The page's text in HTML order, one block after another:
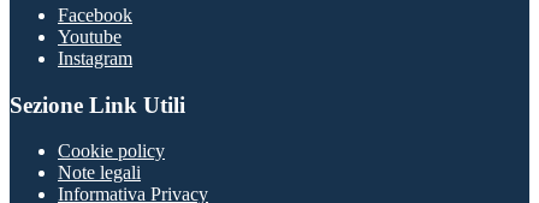
Facebook
Youtube
Instagram
Sezione Link Utili
Cookie policy
Note legali
Informativa Privacy